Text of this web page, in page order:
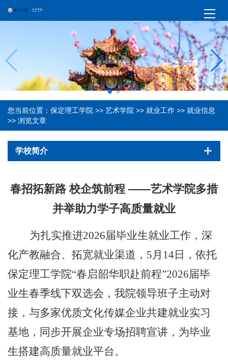
您当前位置： 保定理工学院 >> 艺术学院 >> 就业工作 >> 就业信息
>> 浏览文章
学校简介
春招拓新路 校企筑前程 ——艺术学院多措
并举助力学子高质量就业
为扎实推进2026届毕业生就业工作，深
化产教融合、拓宽就业渠道，5月14日，依托
保定理工学院“春启韶华职赴前程”2026届毕
业生春季线下双选会， 我院领导班子主动对
接，与多家优质文化传媒企业共建就业实习
基地，同步开展企业专场招聘宣讲，为毕业
生搭建高质量就业平台。